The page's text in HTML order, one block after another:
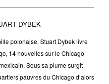
DYBEK
polonaise, Stuart Dybek livre
14 nouvelles sur le Chicago
Sous sa plume surgit
pauvres du Chicago d’alors